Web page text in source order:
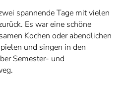
spannende Tage mit vielen
Es war eine schöne
Kochen oder abendlichen
und singen in den
Semester- und